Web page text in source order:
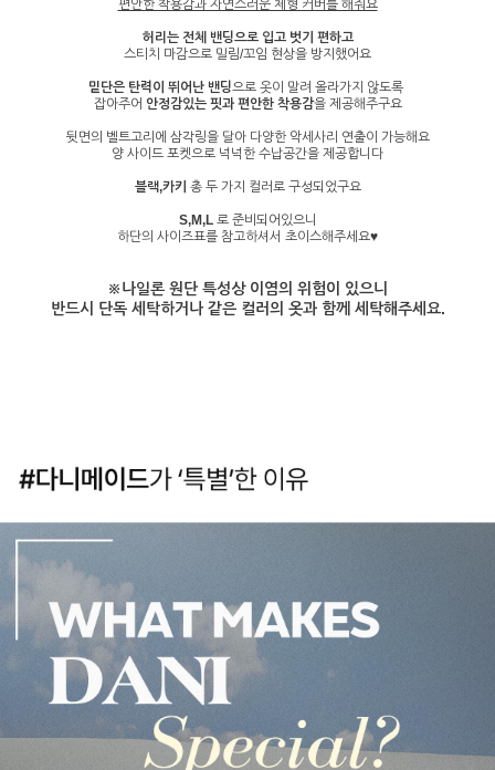
편안한 착용감과 자연스러운 체형 커버를 해줘요
허리는 전체 밴딩으로 입고 벗기 편하고
스티치 마감으로 밀림/꼬임 현상을 방지했어요
밑단은 탄력이 뛰어난 밴딩으로 옷이 말려 올라가지 않도록
잡아주어 안정감있는 핏과 편안한 착용감을 제공해주구요
뒷면의 벨트고리에 삼각링을 달아 다양한 악세사리 연출이 가능해요
양 사이드 포켓으로 넉넉한 수납공간을 제공합니다
블랙,카키 총 두 가지 컬러로 구성되었구요
S,M,L로 준비되어있으니
하단의 사이즈표를 참고하셔서 초이스해주세요♥
※나일론 원단 특성상 이염의 위험이 있으니
반드시 단독 세탁하거나 같은 컬러의 옷과 함께 세탁해주세요.